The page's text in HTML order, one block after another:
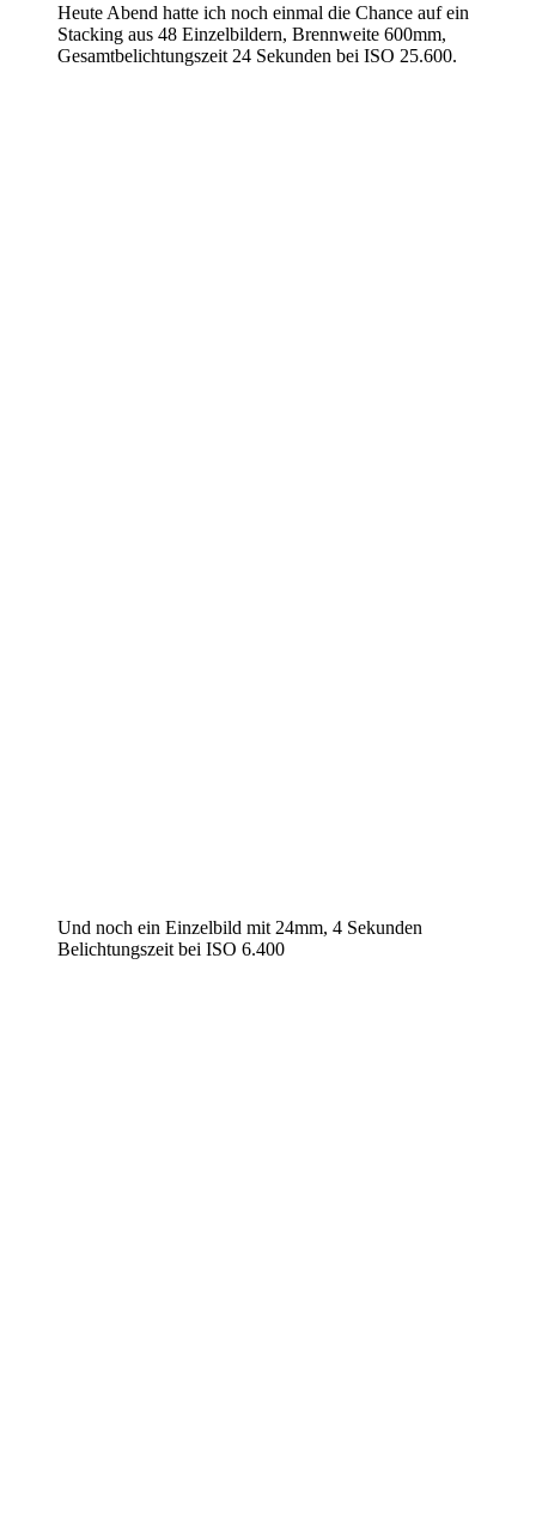
Heute Abend hatte ich noch einmal die Chance auf ein
Stacking aus 48 Einzelbildern, Brennweite 600mm,
Gesamtbelichtungszeit 24 Sekunden bei ISO 25.600.
Und noch ein Einzelbild mit 24mm, 4 Sekunden
Belichtungszeit bei ISO 6.400